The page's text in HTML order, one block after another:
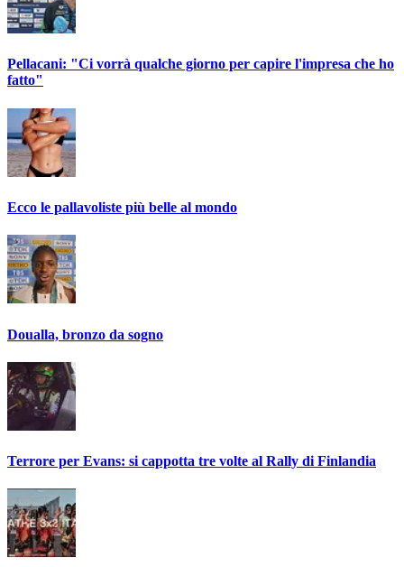
Pellacani: "Ci vorrà qualche giorno per capire l'impresa che ho
fatto"
Ecco le pallavoliste più belle al mondo
Doualla, bronzo da sogno
Terrore per Evans: si cappotta tre volte al Rally di Finlandia